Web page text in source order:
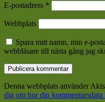
E-postadress *
Webbplats
Spara mitt namn, min e-
webbläsare till nästa gång jag
Denna webbplats använder
dig om hur din kommentarsdata